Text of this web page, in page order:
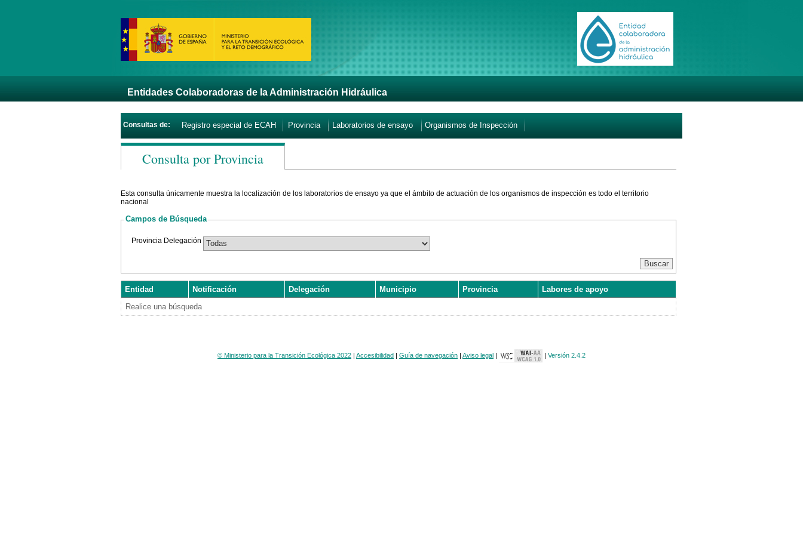
Entidades Colaboradoras de la Administración Hidráulica
Consultas de: Registro especial de ECAH Provincia Laboratorios de ensayo Organismos de Inspección
Consulta por Provincia
Esta consulta únicamente muestra la localización de los laboratorios de ensayo ya que el ámbito de actuación de los organismos de inspección es todo el territorio
nacional
Campos de Búsqueda
Provincia Delegación
Entidad Notificación Delegación Municipio Provincia
Labores de apoyo
Realice una búsqueda
© Ministerio para la Transición Ecológica 2022 | Accesibilidad | Guía de navegación | Aviso legal | | Versión 2.4.2